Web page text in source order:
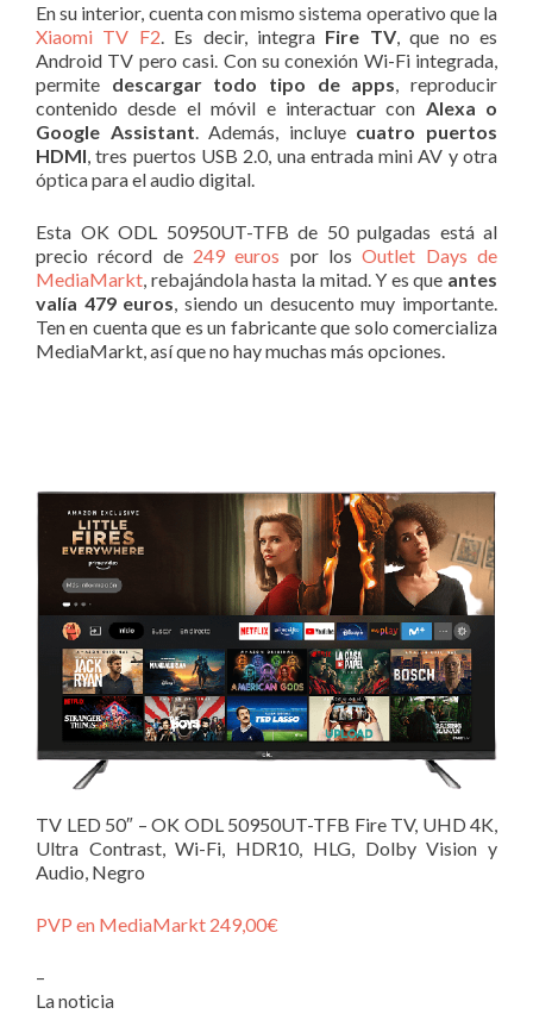
En su interior, cuenta con mismo sistema operativo que la
Xiaomi TV F2. Es decir, integra Fire TV, que no es
Android TV pero casi. Con su conexión Wi-Fi integrada,
permite descargar todo tipo de apps, reproducir
contenido desde el móvil e interactuar con Alexa o
Google Assistant. Además, incluye cuatro puertos
HDMI, tres puertos USB 2.0, una entrada mini AV y otra
óptica para el audio digital.
Esta OK ODL 50950UT-TFB de 50 pulgadas está al
precio récord de 249 euros por losOutlet Days de
MediaMarkt, rebajándola hasta la mitad. Y es que antes
valía 479 euros, siendo un desucento muy importante.
Ten en cuenta que es un fabricante que solo comercializa
MediaMarkt, así que no hay muchas más opciones.
TV LED 50″ – OK ODL 50950UT-TFB Fire TV, UHD 4K,
Ultra Contrast, Wi-Fi, HDR10, HLG, Dolby Vision y
Audio, Negro
PVP en MediaMarkt 249,00€
–
La noticia